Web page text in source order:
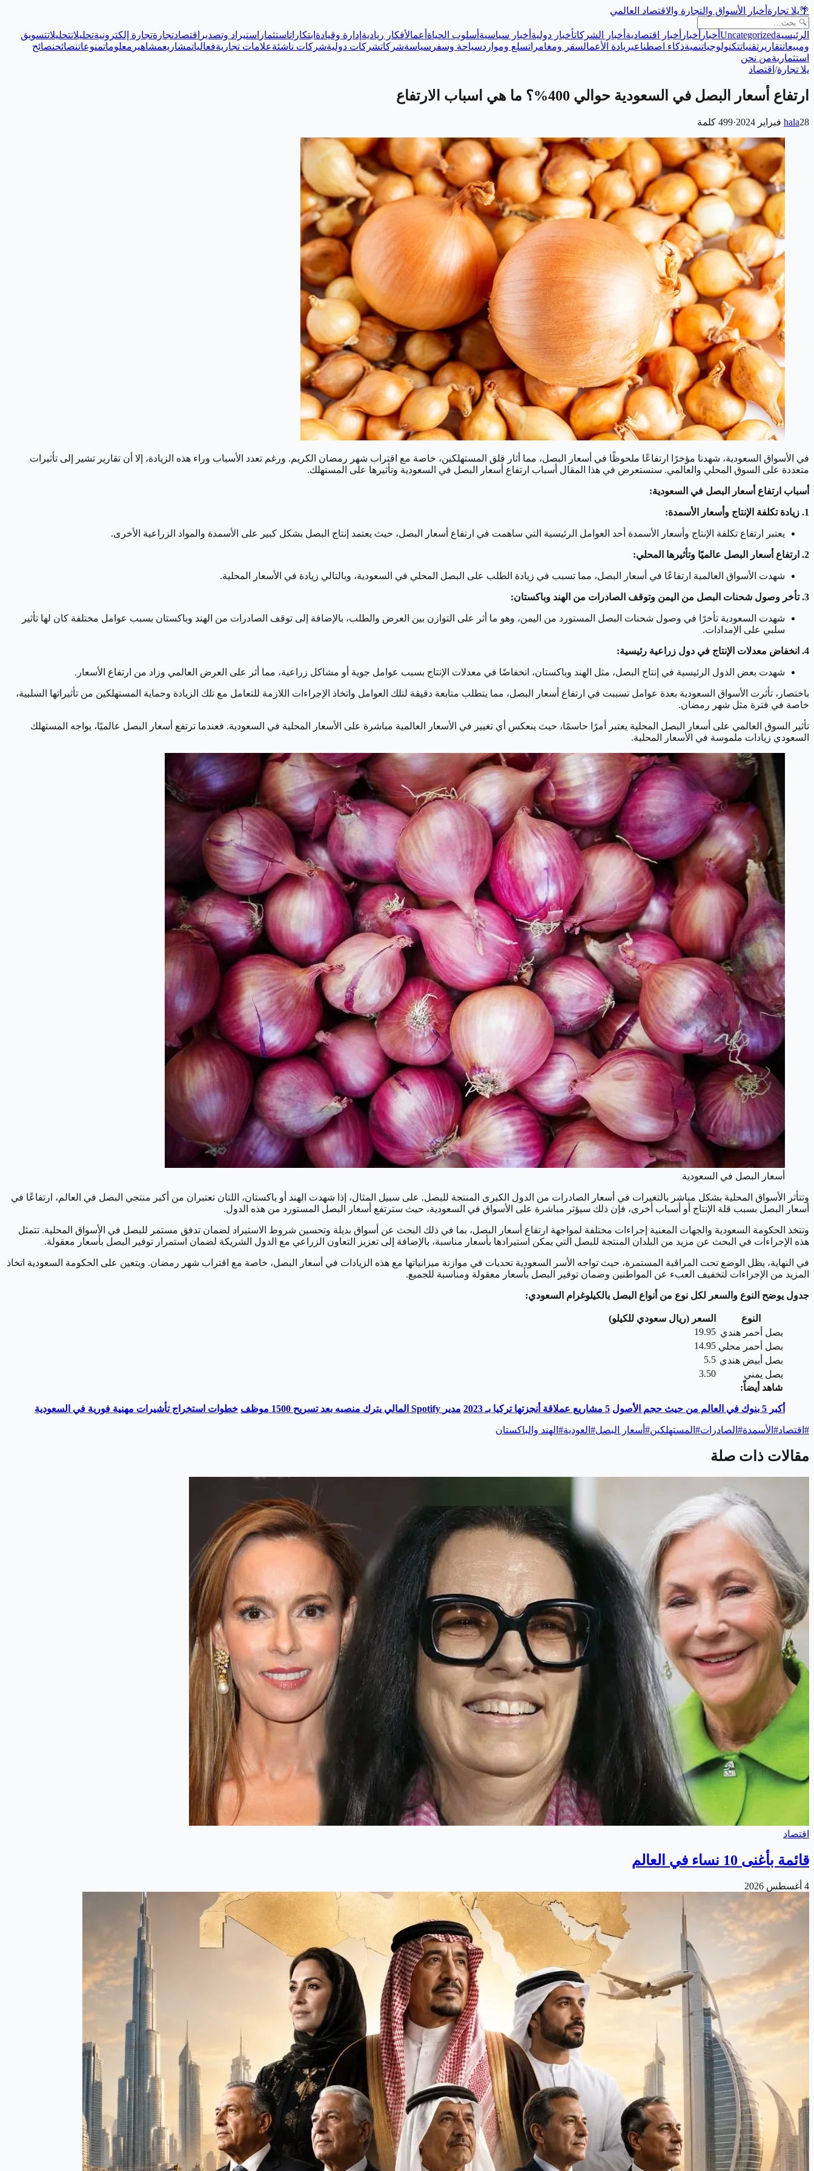
🌴يلا تجارة أخبار الأسواق والتجارة والاقتصاد العالمي
الرئيسيةUncategorized أخبار أخبار أخبار اقتصادية أخبار الشركاتأخبار دولية أخبار سياسية أسلوب الحياة أعمالأفكار ريادية إدارة وقيادة ابتكاراتاستثمار استيراد وتصدير اقتصادتجارةتجارة إلكترونيةتحليلاتتحليلاتتسويق
ومبيعاتتقارير تقنياتتكنولوجياتنميةذكاء اصطناعيريادة الأعمالسفر ومغامراتسلع ومواردسياحة وسفر سياسةشركاتشركات دوليةشركات ناشئةعلامات تجاريةفعالياتمشاريعمشاهير معلوماتمنوعاتنصائحنصائح
استثماريةمن نحن
يلا تجارة/ اقتصاد
ارتفاع أسعار البصل في السعودية حوالي 400%؟ ما هي اسباب الارتفاع
hala28 فبراير 2024 ·
499 كلمة
في الأسواق السعودية، شهدنا مؤخرًا ارتفاعًا ملحوظًا في أسعار البصل، مما أثار قلق المستهلكين، خاصة مع اقتراب شهر رمضان الكريم. ورغم تعدد الأسباب وراء هذه الزيادة، إلا أن تقارير تشير إلى تأثيرات
متعددة على السوق المحلي والعالمي. سنستعرض في هذا المقال أسباب ارتفاع أسعار البصل في السعودية وتأثيرها على المستهلك.
أسباب ارتفاع أسعار البصل في السعودية:
1. زيادة تكلفة الإنتاج وأسعار الأسمدة:
يعتبر ارتفاع تكلفة الإنتاج وأسعار الأسمدة أحد العوامل الرئيسية التي ساهمت في ارتفاع أسعار البصل، حيث يعتمد إنتاج البصل بشكل كبير على الأسمدة والمواد الزراعية الأخرى.
2. ارتفاع أسعار البصل عالميًا وتأثيرها المحلي:
شهدت الأسواق العالمية ارتفاعًا في أسعار البصل، مما تسبب في زيادة الطلب على البصل المحلي في السعودية، وبالتالي زيادة في الأسعار المحلية.
3. تأخر وصول شحنات البصل من اليمن وتوقف الصادرات من الهند وباكستان:
شهدت السعودية تأخرًا في وصول شحنات البصل المستورد من اليمن، وهو ما أثر على التوازن بين العرض والطلب، بالإضافة إلى توقف الصادرات من الهند وباكستان بسبب عوامل مختلفة كان لها تأثير
سلبي على الإمدادات.
4. انخفاض معدلات الإنتاج في دول زراعية رئيسية:
شهدت بعض الدول الرئيسية في إنتاج البصل، مثل الهند وباكستان، انخفاضًا في معدلات الإنتاج بسبب عوامل جوية أو مشاكل زراعية، مما أثر على العرض العالمي وزاد من ارتفاع الأسعار.
باختصار، تأثرت الأسواق السعودية بعدة عوامل تسببت في ارتفاع أسعار البصل، مما يتطلب متابعة دقيقة لتلك العوامل واتخاذ الإجراءات اللازمة للتعامل مع تلك الزيادة وحماية المستهلكين من تأثيراتها السلبية،
خاصة في فترة مثل شهر رمضان.
تأثير السوق العالمي على أسعار البصل المحلية يعتبر أمرًا حاسمًا، حيث ينعكس أي تغيير في الأسعار العالمية مباشرة على الأسعار المحلية في السعودية. فعندما ترتفع أسعار البصل عالميًا، يواجه المستهلك
السعودي زيادات ملموسة في الأسعار المحلية.
أسعار البصل في السعودية
وتتأثر الأسواق المحلية بشكل مباشر بالتغيرات في أسعار الصادرات من الدول الكبرى المنتجة للبصل. على سبيل المثال، إذا شهدت الهند أو باكستان، اللتان تعتبران من أكبر منتجي البصل في العالم، ارتفاعًا في
أسعار البصل بسبب قلة الإنتاج أو أسباب أخرى، فإن ذلك سيؤثر مباشرة على الأسواق في السعودية، حيث سترتفع أسعار البصل المستورد من هذه الدول.
وتتخذ الحكومة السعودية والجهات المعنية إجراءات مختلفة لمواجهة ارتفاع أسعار البصل، بما في ذلك البحث عن أسواق بديلة وتحسين شروط الاستيراد لضمان تدفق مستمر للبصل في الأسواق المحلية. تتمثل
هذه الإجراءات في البحث عن مزيد من البلدان المنتجة للبصل التي يمكن استيرادها بأسعار مناسبة، بالإضافة إلى تعزيز التعاون الزراعي مع الدول الشريكة لضمان استمرار توفير البصل بأسعار معقولة.
في النهاية، يظل الوضع تحت المراقبة المستمرة، حيث تواجه الأسر السعودية تحديات في موازنة ميزانياتها مع هذه الزيادات في أسعار البصل، خاصة مع اقتراب شهر رمضان. ويتعين على الحكومة السعودية اتخاذ
المزيد من الإجراءات لتخفيف العبء عن المواطنين وضمان توفير البصل بأسعار معقولة ومناسبة للجميع.
جدول يوضح النوع والسعر لكل نوع من أنواع البصل بالكيلوغرام السعودي:
النوع
السعر (ريال سعودي للكيلو)
بصل أحمر هندي 19.95
بصل أحمر محلي 14.95
بصل أبيض هندي 5.5
بصل يمني
3.50
شاهد أيضاً:
أكبر 5 بنوك في العالم من حيث حجم الأصول 5 مشاريع عملاقة أنجزتها تركيا بـ 2023 مدير المالي يترك منصبه بعد تسريح 1500 موظف خطوات استخراج تأشيرات مهنية فورية في السعودية
# اقتصاد# الأسمدة# الصادرات# المستهلكين# أسعار البصل# العودية# الهند والباكستان
مقالات ذات صلة
اقتصاد
قائمة بأغنى 10 نساء في العالم
4 أغسطس 2026